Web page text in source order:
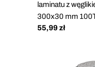
laminatu z
300x30 mm
Cena
55,99 zł